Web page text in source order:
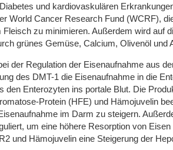
und kardiovaskulären
World Cancer Research Fund (WCRF),
zu minimieren. Außerdem wird auf
grünes Gemüse, Calcium, Olivenöl und
der Regulation der Eisenaufnahme aus
des DMT-1 die Eisenaufnahme in die
den Enterozyten ins portale Blut. Die
Protein (HFE) und Hämojuvelin
im Darm zu steigern.
um eine höhere Resorption von
und Hämojuvelin eine Steigerung der